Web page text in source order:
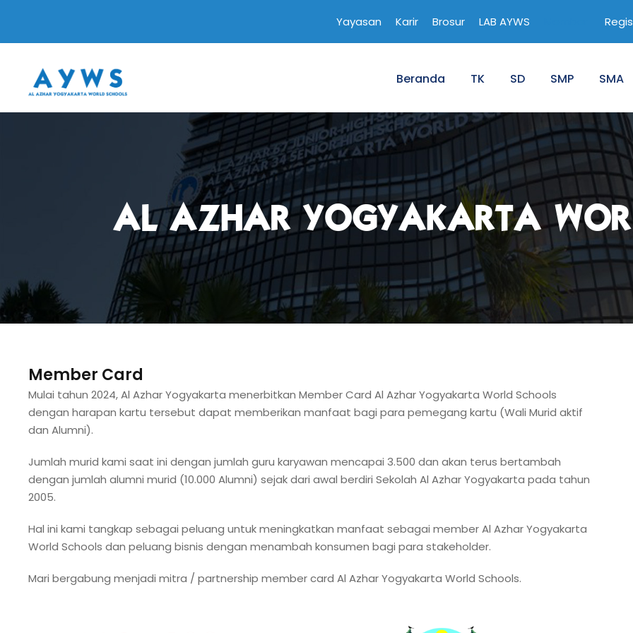
Yayasan Karir Brosur LAB AYWS
Beranda TK SD SMP SMA
AL AZHAR YOGYAKARTA
Member Card
Mulai tahun 2024, Al Azhar Yogyakarta menerbitkan Member Card Al Azhar Yogyakarta World Schools
dengan harapan kartu tersebut dapat memberikan manfaat bagi para pemegang kartu (Wali Murid aktif
dan Alumni).
Jumlah murid kami saat ini dengan jumlah guru karyawan mencapai 3.500 dan akan terus bertambah
dengan jumlah alumni murid (10.000 Alumni) sejak dari awal berdiri Sekolah Al Azhar Yogyakarta pada tahun
2005.
Hal ini kami tangkap sebagai peluang untuk meningkatkan manfaat sebagai member Al Azhar Yogyakarta
World Schools dan peluang bisnis dengan menambah konsumen bagi para stakeholder.
Mari bergabung menjadi mitra / partnership member card Al Azhar Yogyakarta World Schools.